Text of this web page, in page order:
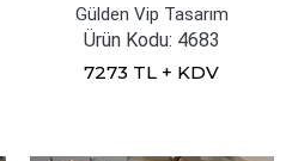
Gülden Vip Tasarım
Ürün Kodu: 4683
7273 TL + KDV